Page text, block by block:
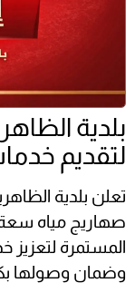
بلدية
لتقديم
تعلن بلدية
المستمرة لتعزيز
وضمان وصولها